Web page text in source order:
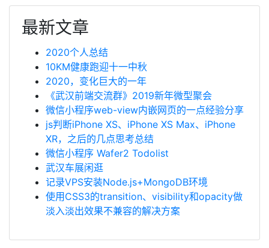
最新文章
2020个人总结
10KM健康跑迎十一中秋
2020，变化巨大的一年
《武汉前端交流群》2019新年微型聚会
微信小程序web-view内嵌网页的一点经验分享
js判断iPhone XS、iPhone XS Max、iPhone
XR，之后的几点思考总结
微信小程序 Wafer2 Todolist
武汉车展闲逛
记录VPS安装Node.js+MongoDB环境
使用CSS3的transition、visibility和opacity做
淡入淡出效果不兼容的解决方案